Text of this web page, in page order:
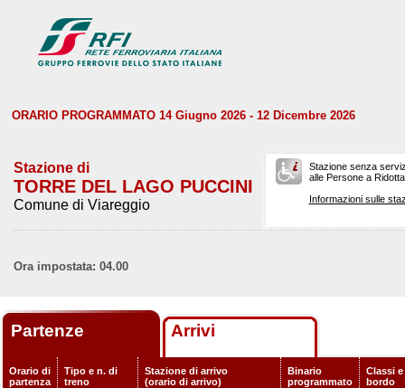
ORARIO PROGRAMMATO 14 Giugno 2026 - 12 Dicembre 2026
Stazione di
TORRE DEL LAGO PUCCINI
Comune di Viareggio
Stazione senza
alle Persone a
Informazioni sulle
Ora impostata: 04.00
Partenze Arrivi
Orario di
partenza
Tipo e n. di
treno
Stazione di arrivo
(orario di arrivo)
Binario
programmato
Classi
bordo